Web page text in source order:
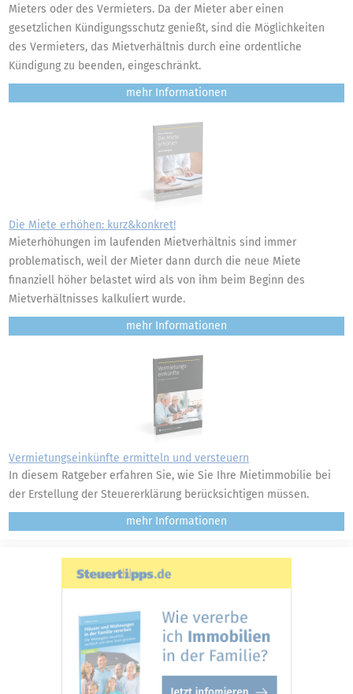
Mieters oder des Vermieters. Da der Mieter aber einen
gesetzlichen Kündigungsschutz genießt, sind die Möglichkeiten
des Vermieters, das Mietverhältnis durch eine ordentliche
Kündigung zu beenden, eingeschränkt.
mehr
Die Miete erhöhen: kurz&konkret!
Mieterhöhungen im laufenden Mietverhältnis sind immer
problematisch, weil der Mieter dann durch die neue Miete
finanziell höher belastet wird als von ihm beim Beginn des
Mietverhältnisses kalkuliert wurde.
mehr
Vermietungseinkünfte ermitteln und versteuern
In diesem Ratgeber erfahren Sie, wie Sie Ihre Mietimmobilie bei
der Erstellung der Steuererklärung berücksichtigen müssen.
mehr